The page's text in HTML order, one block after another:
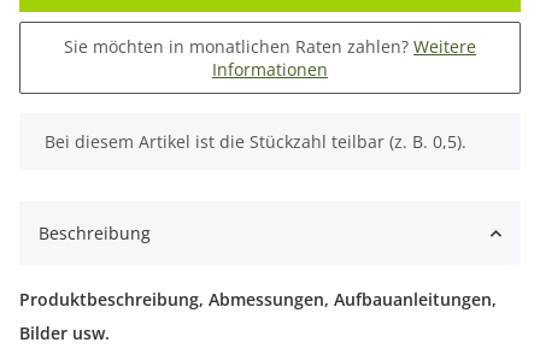
Sie möchten in monatlichen Raten zahlen? Weitere
Informationen
x
Bei diesem Artikel ist die Stückzahl teilbar (z. B. 0,5).
Beschreibung
Produktbeschreibung, Abmessungen, Aufbauanleitungen,
Bilder usw.